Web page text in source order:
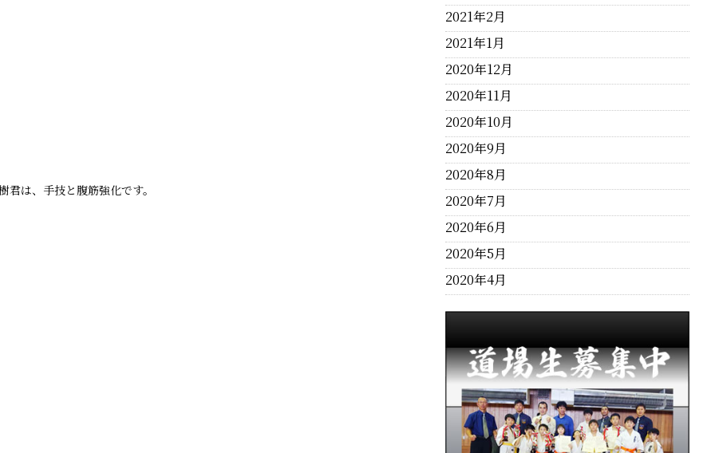
君は、手技と腹筋強化です。
2021年2月
2021年1月
2020年12月
2020年11月
2020年10月
2020年9月
2020年8月
2020年7月
2020年6月
2020年5月
2020年4月